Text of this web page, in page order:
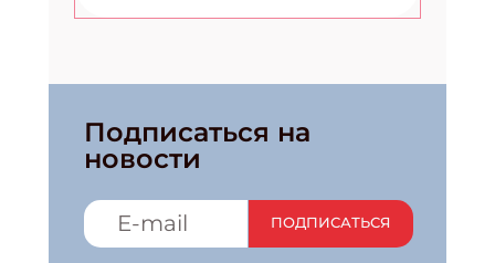
Подписаться на
новости
ПОДПИСАТЬСЯ